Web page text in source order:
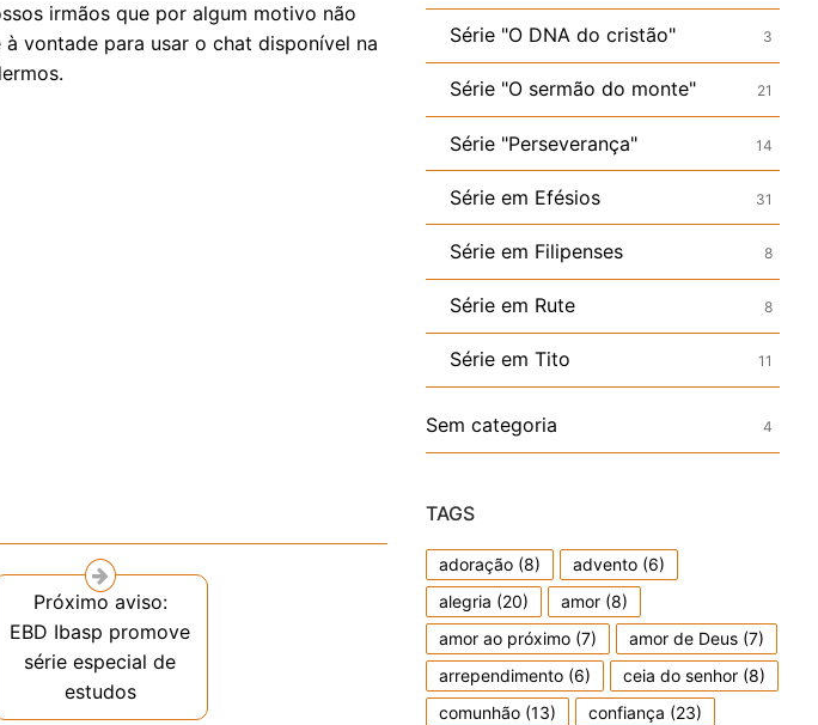
irmãos que por algum motivo não
vontade para usar o chat disponível na
Próximo aviso:
EBD Ibasp promove
série especial de
estudos
Série "O DNA do cristão" 3
Série "O sermão do monte" 21
Série "Perseverança" 14
Série em Efésios 31
Série em Filipenses 8
Série em Rute 8
Série em Tito 11
Sem categoria 4
TAGS
adoração (8) advento (6)
alegria (20) amor (8)
amor ao próximo (7) amor de Deus (7)
arrependimento (6) ceia do senhor (8)
comunhão (13) confiança (23)